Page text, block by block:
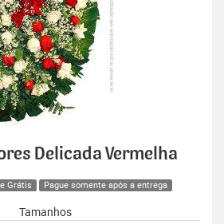
Delicada Vermelha
Grátis Pague somente após a entrega
Tamanhos